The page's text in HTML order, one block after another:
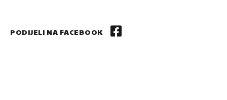
PODIJELI NA FACEBOOK